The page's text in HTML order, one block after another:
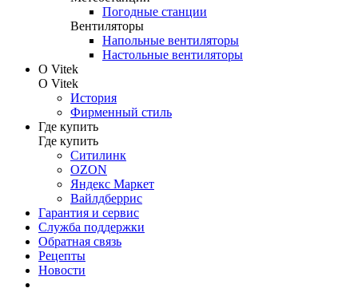
Погодные станции
Вентиляторы
Напольные вентиляторы
Настольные вентиляторы
О Vitek
О Vitek
История
Фирменный стиль
Где купить
Где купить
Ситилинк
OZON
Яндекс Маркет
Вайлдберрис
Гарантия и сервис
Служба поддержки
Обратная связь
Рецепты
Новости